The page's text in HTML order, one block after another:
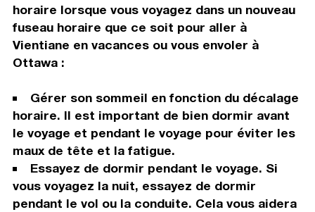
horaire lorsque vous voyagez dans un nouveau
fuseau horaire que ce soit pour aller à
Vientiane en vacances ou vous envoler à
Ottawa :
Gérer son sommeil en fonction du décalage
horaire. Il est important de bien dormir avant
le voyage et pendant le voyage pour éviter les
maux de tête et la fatigue.
Essayez de dormir pendant le voyage. Si
vous voyagez la nuit, essayez de dormir
pendant le vol ou la conduite. Cela vous aidera